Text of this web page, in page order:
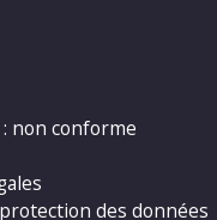
non conforme
des données